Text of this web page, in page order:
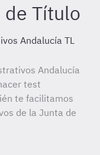
Título
Andalucía TL
Andalucía
test
te facilitamos
de la Junta de